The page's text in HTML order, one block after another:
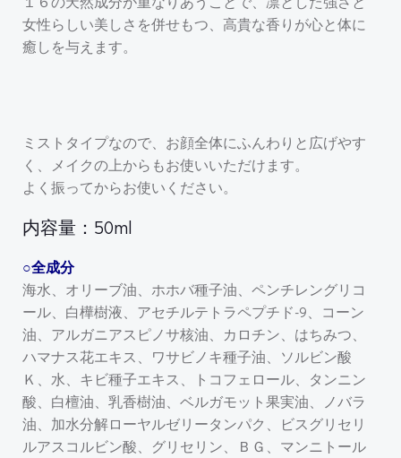
女性らしい美しさを併せもつ、高貴な香りが心と体に
癒しを与えます。
ミストタイプなので、お顔全体にふんわりと広げやす
く、メイクの上からもお使いいただけます。
よく振ってからお使いください。
内容量：50ml
○全成分
海水、オリーブ油、ホホバ種子油、ペンチレングリコ
ール、白樺樹液、アセチルテトラペプチド-9、コーン
油、アルガニアスピノサ核油、カロチン、はちみつ、
ハマナス花エキス、ワサビノキ種子油、ソルビン酸
Ｋ、水、キビ種子エキス、トコフェロール、タンニン
酸、白檀油、乳香樹油、ベルガモット果実油、ノバラ
油、加水分解ローヤルゼリータンパク、ビスグリセリ
ルアスコルビン酸、グリセリン、ＢＧ、マンニトール